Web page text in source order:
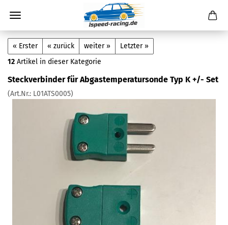
« Erster « zurück weiter »
Letzter »
12 Artikel in dieser Kategorie
Steckverbinder für Abgastemperatursonde Typ K +/- Set
(Art.Nr.: L01ATS0005)